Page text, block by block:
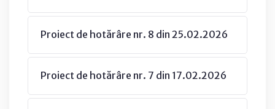
Proiect de hotărâre nr. 8 din 25.02.2026
Proiect de hotărâre nr. 7 din 17.02.2026